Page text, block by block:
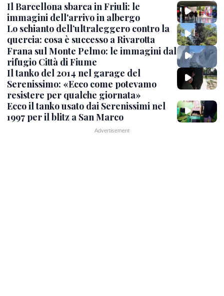
Il Barcellona sbarca in Friuli: le
immagini dell'arrivo in albergo
Lo schianto dell’ultraleggero contro la
quercia: cosa è successo a Rivarotta
Frana sul Monte Pelmo: le immagini dal
rifugio Città di Fiume
Il tanko del 2014 nel garage del
Serenissimo: «Ecco come potevamo
resistere per qualche giornata»
Ecco il tanko usato dai Serenissimi nel
1997 per il blitz a San Marco